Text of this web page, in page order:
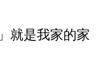
就是我家的家